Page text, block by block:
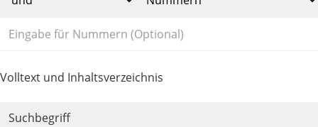
Volltext und Inhaltsverzeichnis
Suchbegriff